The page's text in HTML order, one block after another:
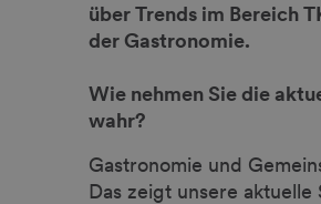
über Trends im Bereich
der Gastronomie.
Wie nehmen Sie die
wahr?
Gastronomie und
Das zeigt unsere